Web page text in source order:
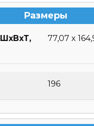
Размеры
77,07 x
196